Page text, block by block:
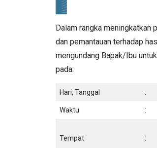
Dalam rangka meningkatkan
dan pemantauan terhadap
mengundang Bapak/Ibu
pada:
Hari, Tanggal :
Waktu :
Tempat :